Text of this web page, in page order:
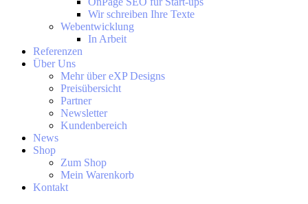
Wir schreiben Ihre Texte
Webentwicklung
In Arbeit
Referenzen
Über Uns
Mehr über eXP Designs
Preisübersicht
Partner
Newsletter
Kundenbereich
News
Shop
Zum Shop
Mein Warenkorb
Kontakt